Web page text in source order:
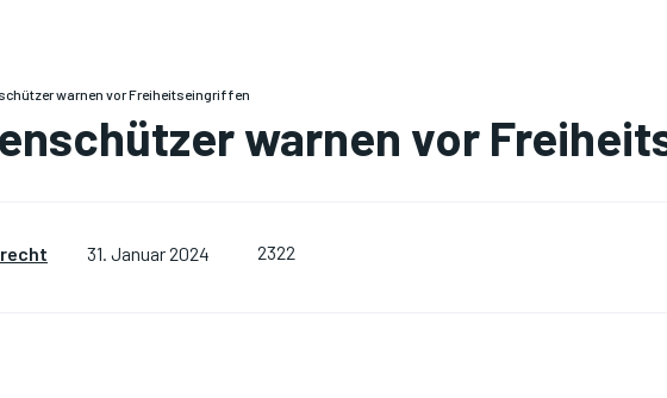
warnen vor Freiheitseingriffen
warnen vor
31. Januar 2024 2322